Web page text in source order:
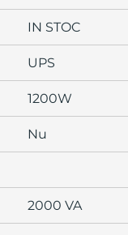
IN STOC
UPS
1200W
Nu
2000 VA